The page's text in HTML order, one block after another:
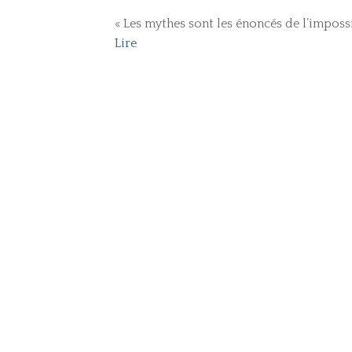
« Les mythes sont les
Lire